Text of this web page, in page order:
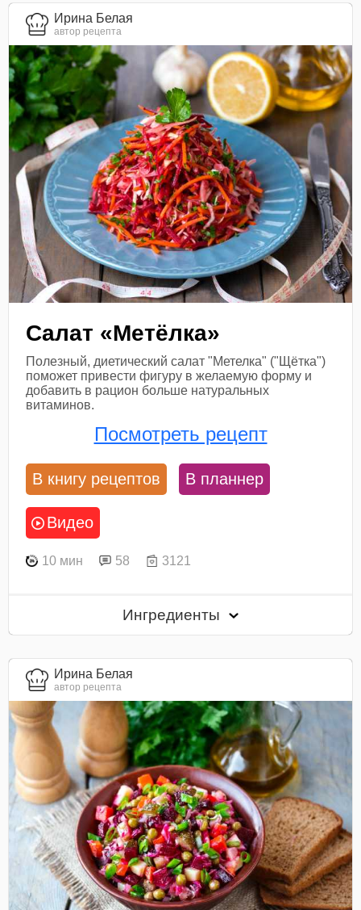
Ирина Белая
автор рецепта
Салат «Метёлка»
Полезный, диетический салат "Метелка" ("Щётка")
поможет привести фигуру в желаемую форму и
добавить в рацион больше натуральных
витаминов.
Посмотреть рецепт
В книгу рецептов В планнер
Видео
10 мин 58 3121
Ингредиенты
Ирина Белая
автор рецепта